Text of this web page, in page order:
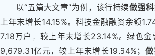
以“五篇大文章”为例，该行持续做强
上年末增长14.15%。科技金融融资余额
7.18万户，较上年末增长23.14%。绿色
9,679.31亿元，较上年末增长19.64%；